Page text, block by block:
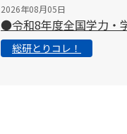
2026年08月05日
●令和8年度全国学力・
総研とりコレ！